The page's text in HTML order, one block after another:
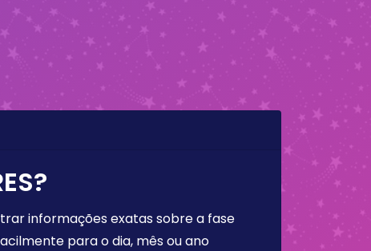
informações exatas sobre a fase
para o dia, mês ou ano